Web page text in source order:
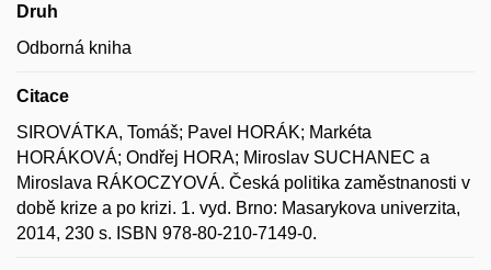
Druh
Odborná kniha
Citace
SIROVÁTKA, Tomáš; Pavel HORÁK; Markéta
HORÁKOVÁ; Ondřej HORA; Miroslav SUCHANEC a
Miroslava RÁKOCZYOVÁ. Česká politika zaměstnanosti v
době krize a po krizi. 1. vyd. Brno: Masarykova univerzita,
2014, 230 s. ISBN 978-80-210-7149-0.